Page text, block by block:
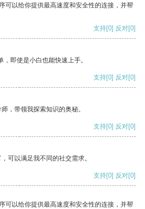
可以给你提供最高速度和安全性的连接，并帮
支持[0] 反对[0]
即使是小白也能快速上手。
支持[0] 反对[0]
，带领我探索知识的奥秘。
支持[0] 反对[0]
可以满足我不同的社交需求。
支持[0] 反对[0]
可以给你提供最高速度和安全性的连接，并帮